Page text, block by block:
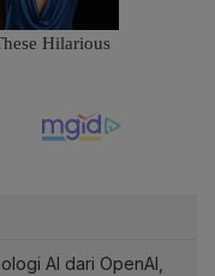
AI dari OpenAI,